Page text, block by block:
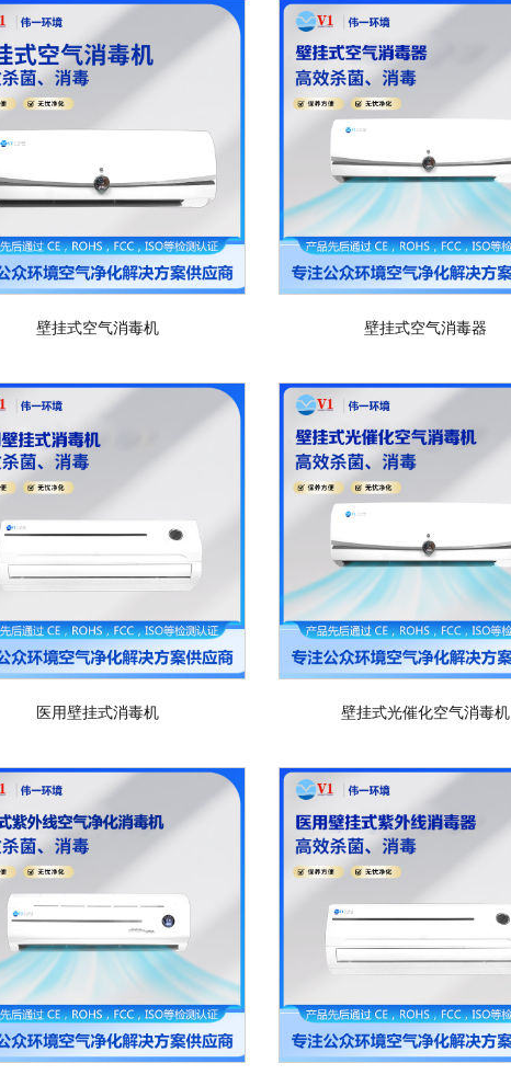
壁挂式空气消毒机 壁挂式空气消毒器
医用壁挂式消毒机 壁挂式光催化空气消毒机